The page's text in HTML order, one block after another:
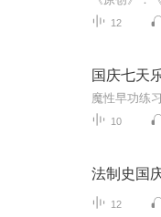
12
国庆七天
魔性早功练习
10
法制史国
12